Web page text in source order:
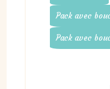
Pack avec
Pack avec